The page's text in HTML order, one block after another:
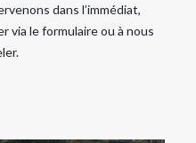
dans l’immédiat,
via le formulaire ou à nous